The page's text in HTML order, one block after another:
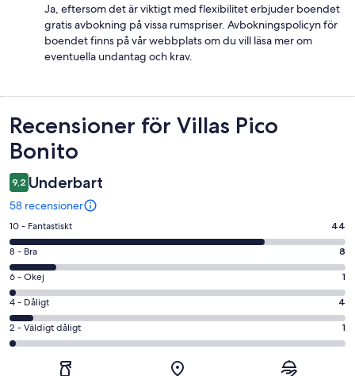
Ja, eftersom det är viktigt med flexibilitet erbjuder boendet
gratis avbokning på vissa rumspriser. Avbokningspolicyn för
boendet finns på vår webbplats om du vill läsa mer om
eventuella undantag och krav.
Recensioner
Recensioner för Villas Pico
Bonito
9,2 Underbart
58 recensioner
10
-
Fantastiskt
i
betyg.
44
av
58
recensioner
10 - Fantastiskt 44
8
-
Bra
i
betyg.
8
8 - Bra 8
6
-
Okej
i
betyg.
6 - Okej 1
4
-
Dåligt
4 - Dåligt 4
2
-
2 - Väldigt dåligt 1